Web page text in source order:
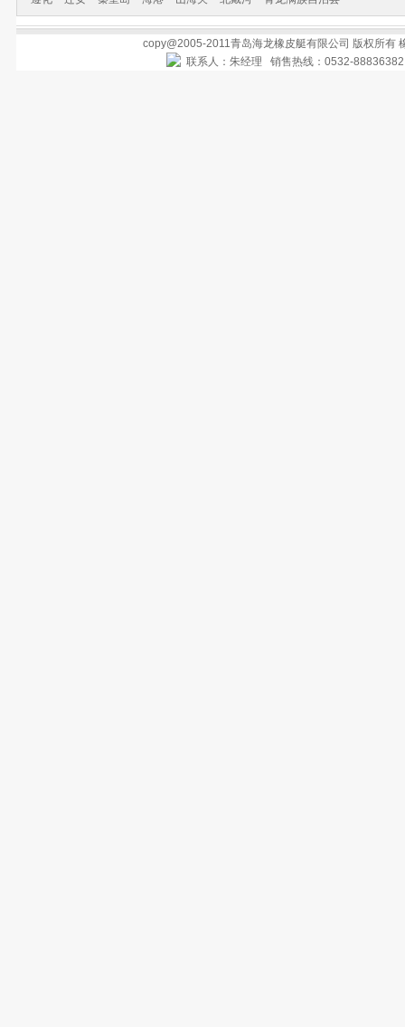
copy@2005-2011青岛海龙橡皮艇有限公司 版权所有
联系人：朱经理 销售热线：0532-